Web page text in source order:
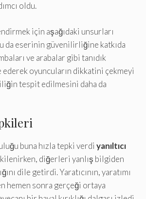
oldu.
için aşağıdaki unsurları
da eserinin güvenilirliğine katkıda
ve arabalar gibi tanıdık
oyuncuların dikkatini çekmeyi
tespit edilmesini daha da
buna hızla tepki verdi yanıltıcı
diğerleri yanlış bilgiden
dile getirdi. Yaratıcının, yaratımı
hemen sonra gerçeği ortaya